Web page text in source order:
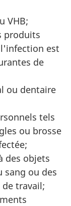
VHB;
produits
est
de
ou dentaire
tels
ou brosse
des objets
sang ou des
travail;